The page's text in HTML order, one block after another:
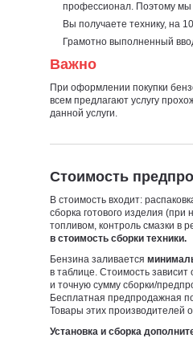
профессионал. Поэтому мы
Вы получаете технику, на
Грамотно выполненный
Важно
При оформлении покупки
всем предлагают услугу
данной услуги.
Стоимость
В стоимость входит:
сборка готового изделия (при
топливом, контроль смазки в
в стоимость сборки техники.
Бензина заливается
в таблице. Стоимость зависит
и точную сумму сборки/
Бесплатная предпродажная
Товары этих производителей
Установка и сборка